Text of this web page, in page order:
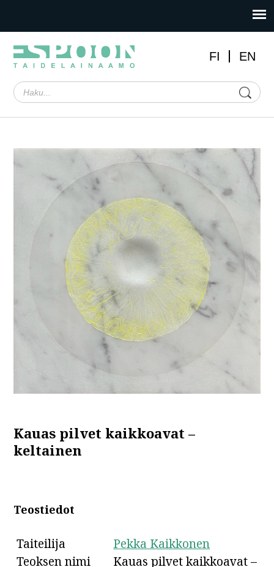
FI EN
Kauas pilvet kaikkoavat –
keltainen
Teostiedot
Taiteilija
Pekka Kaikkonen
Teoksen nimi
Kauas pilvet kaikkoavat –